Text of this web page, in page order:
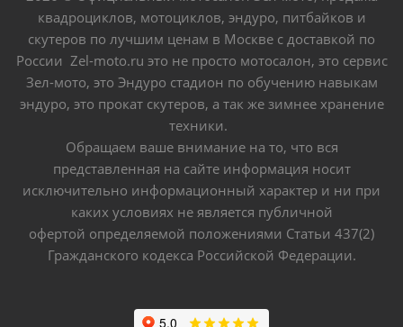
квадроциклов, мотоциклов, эндуро, питбайков и
скутеров по лучшим ценам в Москве с доставкой по
России Zel-moto.ru это не просто мотосалон, это сервис
Зел-мото, это Эндуро стадион по обучению навыкам
эндуро, это прокат скутеров, а так же зимнее хранение
техники.
Обращаем ваше внимание на то, что вся
представленная на сайте информация носит
исключительно информационный характер и ни при
каких условиях не является публичной
офертой определяемой положениями Статьи 437(2)
Гражданского кодекса Российской Федерации.